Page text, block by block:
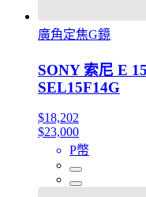
廣角定焦G鏡
SONY 索尼 E
SEL15F14G
$18,202
$23,000
P幣